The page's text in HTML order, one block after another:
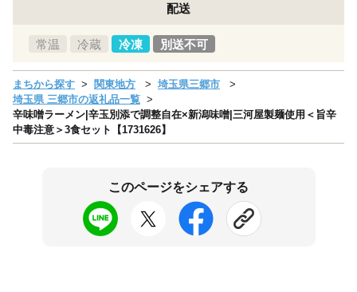
配送
常温 冷蔵 冷凍 別送不可
まちから探す 関東地方
埼玉県三郷市
埼玉県 三郷市の返礼品一覧
辛味噌ラーメン|辛玉別添で調整自在×新潟味噌|三河屋製麺使用＜旨辛
中毒注意＞3食セット【1731626】
このページをシェアする